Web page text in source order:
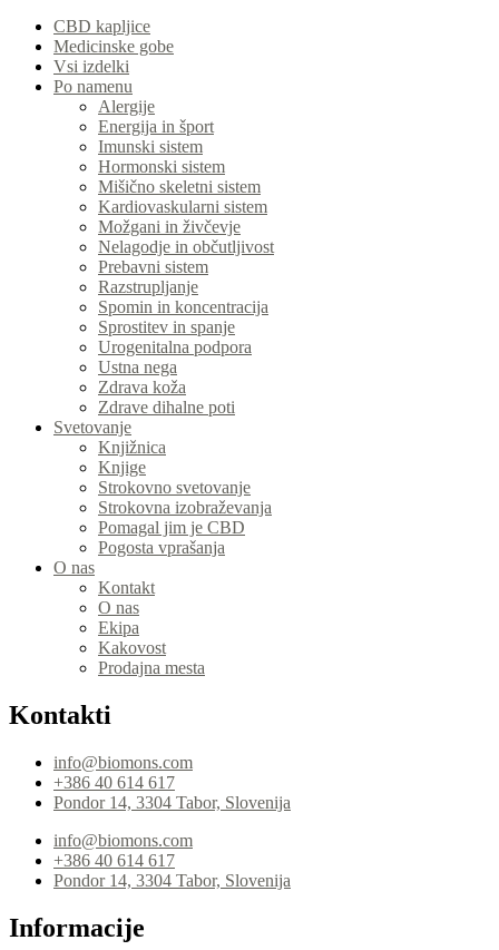
CBD kapljice
Medicinske gobe
Vsi izdelki
Po namenu
Alergije
Energija in šport
Imunski sistem
Hormonski sistem
Mišično skeletni sistem
Kardiovaskularni sistem
Možgani in živčevje
Nelagodje in občutljivost
Prebavni sistem
Razstrupljanje
Spomin in koncentracija
Sprostitev in spanje
Urogenitalna podpora
Ustna nega
Zdrava koža
Zdrave dihalne poti
Svetovanje
Knjižnica
Knjige
Strokovno svetovanje
Strokovna izobraževanja
Pomagal jim je CBD
Pogosta vprašanja
O nas
Kontakt
O nas
Ekipa
Kakovost
Prodajna mesta
Kontakti
info@biomons.com
+386 40 614 617
Pondor 14, 3304 Tabor, Slovenija
info@biomons.com
+386 40 614 617
Pondor 14, 3304 Tabor, Slovenija
Informacije